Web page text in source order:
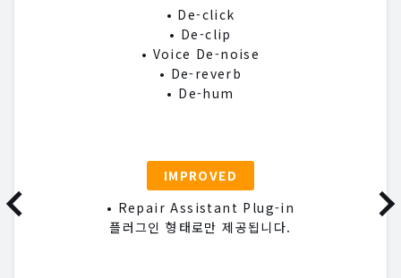
• De-click
• De-clip
• Voice De-noise
• De-reverb
• De-hum
IMPROVED
• Repair Assistant Plug-in
플러그인 형태로만 제공됩니다.